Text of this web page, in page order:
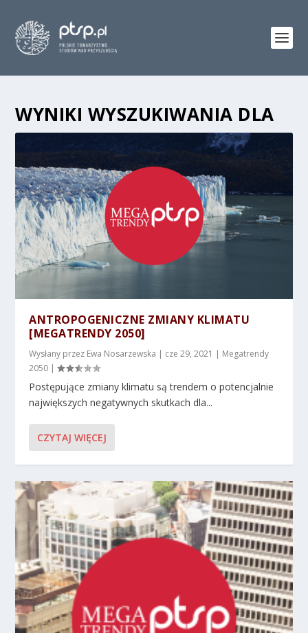
WYNIKI WYSZUKIWANIA DLA
ANTROPOGENICZNE ZMIANY KLIMATU
[MEGATRENDY 2050]
Wysłany przez Ewa Nosarzewska | cze 29, 2021 | Megatrendy
2050 |
Postępujące zmiany klimatu są trendem o potencjalnie
największych negatywnych skutkach dla...
CZYTAJ WIĘCEJ